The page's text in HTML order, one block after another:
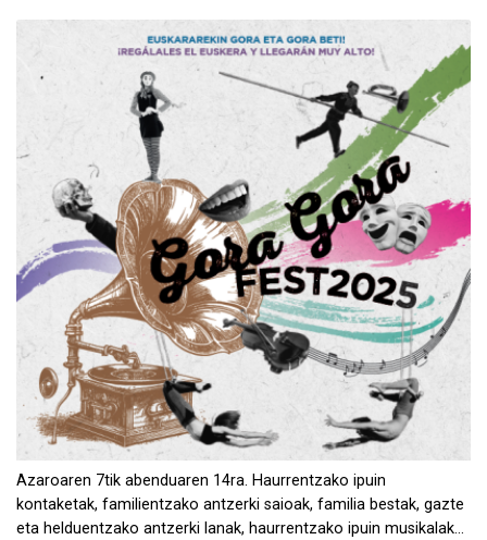
Azaroaren 7tik abenduaren 14ra. Haurrentzako ipuin
kontaketak, familientzako antzerki saioak, familia bestak, gazte
eta helduentzako antzerki lanak, haurrentzako ipuin musikalak